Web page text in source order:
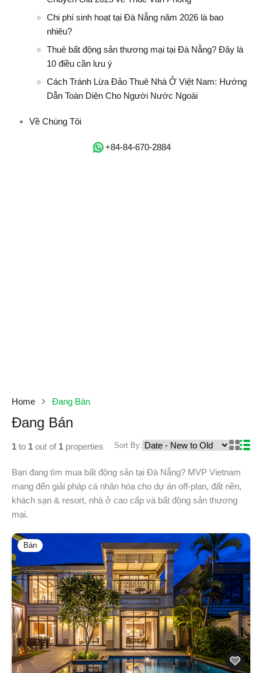
Chi phí sinh hoạt tại Đà Nẵng năm 2026 là bao
nhiêu?
Thuê bất động sản thương mại tại Đà Nẵng? Đây là
10 điều cần lưu ý
Cách Tránh Lừa Đảo Thuê Nhà Ở Việt Nam: Hướng
Dẫn Toàn Diện Cho Người Nước Ngoài
Về Chúng Tôi
‭+84-84-670-2884‬
Home Đang Bán
Đang Bán
1 to 1 out of 1 properties Sort By:
Bạn đang tìm mua bất động sản tại Đà Nẵng? MVP Vietnam
mang đến giải pháp cá nhân hóa cho dự án off-plan, đất nền,
khách sạn & resort, nhà ở cao cấp và bất động sản thương
mại.
Bán